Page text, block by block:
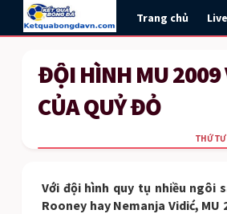
Trang chủ
ĐỘI HÌNH MU 2009
CỦA QUỶ ĐỎ
THỨ
Với đội hình quy tụ nhiều ngôi
Rooney hay Nemanja Vidić,